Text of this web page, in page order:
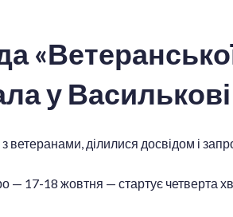
у Василькові
ветеранами, ділилися досвідом і
— 17-18 жовтня — стартує четверта